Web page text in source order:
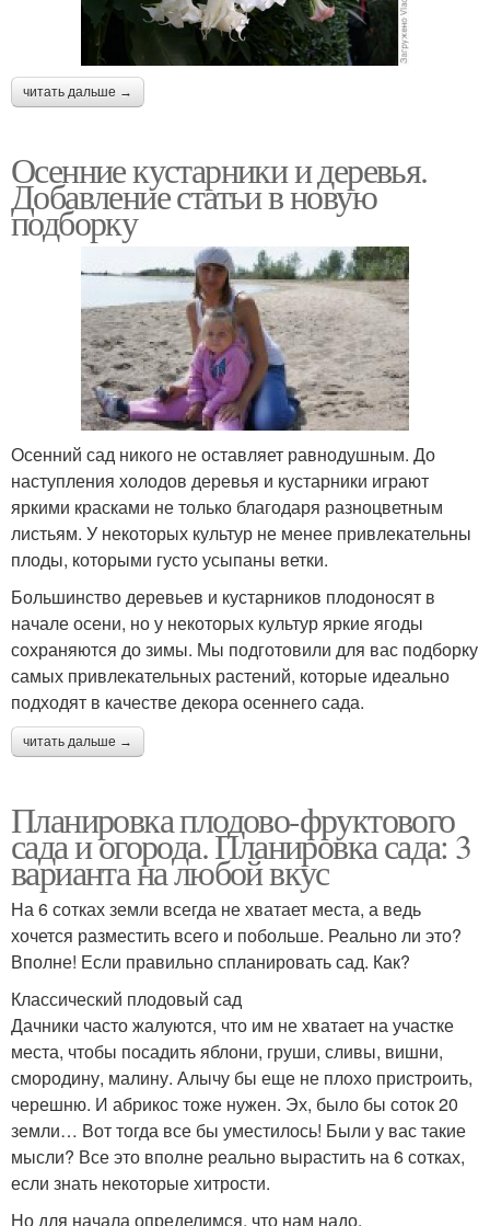
читать дальше →
Осенние кустарники и деревья.
Добавление статьи в новую
подборку
Осенний сад никого не оставляет равнодушным. До
наступления холодов деревья и кустарники играют
яркими красками не только благодаря разноцветным
листьям. У некоторых культур не менее привлекательны
плоды, которыми густо усыпаны ветки.
Большинство деревьев и кустарников плодоносят в
начале осени, но у некоторых культур яркие ягоды
сохраняются до зимы. Мы подготовили для вас подборку
самых привлекательных растений, которые идеально
подходят в качестве декора осеннего сада.
читать дальше →
Планировка плодово-фруктового
сада и огорода. Планировка сада: 3
варианта на любой вкус
На 6 сотках земли всегда не хватает места, а ведь
хочется разместить всего и побольше. Реально ли это?
Вполне! Если правильно спланировать сад. Как?
Классический плодовый сад
Дачники часто жалуются, что им не хватает на участке
места, чтобы посадить яблони, груши, сливы, вишни,
смородину, малину. Алычу бы еще не плохо пристроить,
черешню. И абрикос тоже нужен. Эх, было бы соток 20
земли… Вот тогда все бы уместилось! Были у вас такие
мысли? Все это вполне реально вырастить на 6 сотках,
если знать некоторые хитрости.
Но для начала определимся, что нам надо.